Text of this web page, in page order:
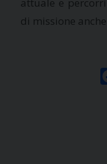
di missione